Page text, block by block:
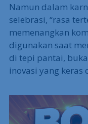
Namun dalam
selebrasi, “rasa
memenangkan
digunakan saat
di tepi pantai,
inovasi yang keras